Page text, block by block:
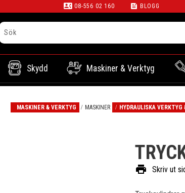
contact_phone 08-556 02 160 feed BLOGG
Skydd Maskiner & Verktyg
MASKINER & VERKTYG MASKINER HYDRAULISKA VERKTYG
print Skriv ut